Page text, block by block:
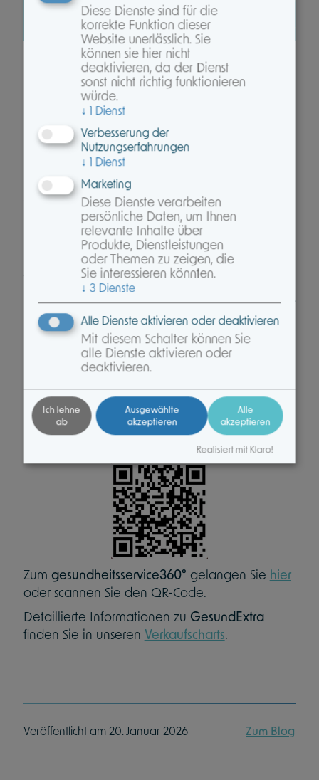
gesundheitsservice360°
Der persönliche Gesundheitsbegleiter für Ihre
Kundinnen und Kunden
Der gesundheitsservice360° ist ein zusätzlicher
Service – exklusiv und kostenlos für alle privat
Krankenvollversicherten von AXA und der DBV.
Mit dem gesundheitsservice360° gehen wir
über den reinen Versicherungsschutz hinaus und
das bedeutet echte Vorteile:
Qualifizierte Unterstützung von Prävention bis
Therapie
Zugang zu Expertenwissen
Schnelle Versorgung über unsere Netzwerke
24/7 über das Gesundheitstelefon erreichbar
Exklusive Vorteile
66 kostenfreie Services analog & digital
für u.a. Herzgesundheit, Krebsdiagnosen und
Zum gesundheitsservice360° gelangen Sie hier
oder scannen Sie den QR-Code.
Detaillierte Informationen zu GesundExtra
finden Sie in unseren Verkaufscharts.
Veröffentlicht am 20. Januar 2026 Zum Blog
Diese Dienste sind für die
korrekte Funktion dieser
Website unerlässlich. Sie
können sie hier nicht
deaktivieren, da der Dienst
sonst nicht richtig funktionieren
würde.
↓ 1 Dienst
Verbesserung der
Nutzungserfahrungen
↓ 1 Dienst
Marketing
Diese Dienste verarbeiten
persönliche Daten, um Ihnen
relevante Inhalte über
Produkte, Dienstleistungen
oder Themen zu zeigen, die
Sie interessieren könnten.
↓ 3 Dienste
Alle Dienste aktivieren oder deaktivieren
Mit diesem Schalter können Sie
alle Dienste aktivieren oder
deaktivieren.
Ich lehne
ab
Ausgewählte
akzeptieren
Alle
akzeptieren
Realisiert mit Klaro!